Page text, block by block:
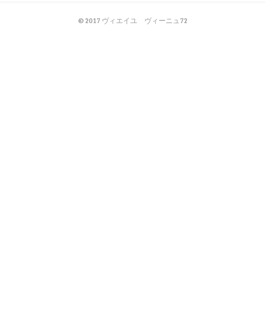
© 2017 ヴィエイユ ヴィーニュ72